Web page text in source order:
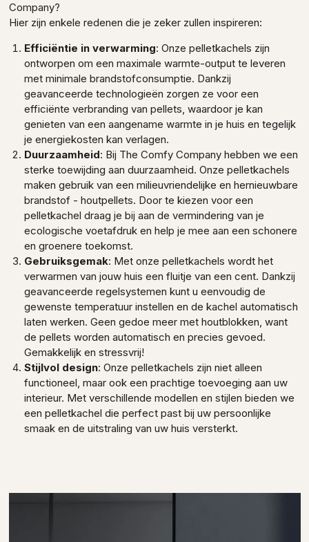
Company?
Hier zijn enkele redenen die je zeker zullen inspireren:
Efficiëntie in verwarming: Onze pelletkachels zijn
ontworpen om een maximale warmte-output te leveren
met minimale brandstofconsumptie. Dankzij
geavanceerde technologieën zorgen ze voor een
efficiënte verbranding van pellets, waardoor je kan
genieten van een aangename warmte in je huis en tegelijk
je energiekosten kan verlagen.
Duurzaamheid: Bij The Comfy Company hebben we een
sterke toewijding aan duurzaamheid. Onze pelletkachels
maken gebruik van een milieuvriendelijke en hernieuwbare
brandstof - houtpellets. Door te kiezen voor een
pelletkachel draag je bij aan de vermindering van je
ecologische voetafdruk en help je mee aan een schonere
en groenere toekomst.
Gebruiksgemak: Met onze pelletkachels wordt het
verwarmen van jouw huis een fluitje van een cent. Dankzij
geavanceerde regelsystemen kunt u eenvoudig de
gewenste temperatuur instellen en de kachel automatisch
laten werken. Geen gedoe meer met houtblokken, want
de pellets worden automatisch en precies gevoed.
Gemakkelijk en stressvrij!
Stijlvol design: Onze pelletkachels zijn niet alleen
functioneel, maar ook een prachtige toevoeging aan uw
interieur. Met verschillende modellen en stijlen bieden we
een pelletkachel die perfect past bij uw persoonlijke
smaak en de uitstraling van uw huis versterkt.